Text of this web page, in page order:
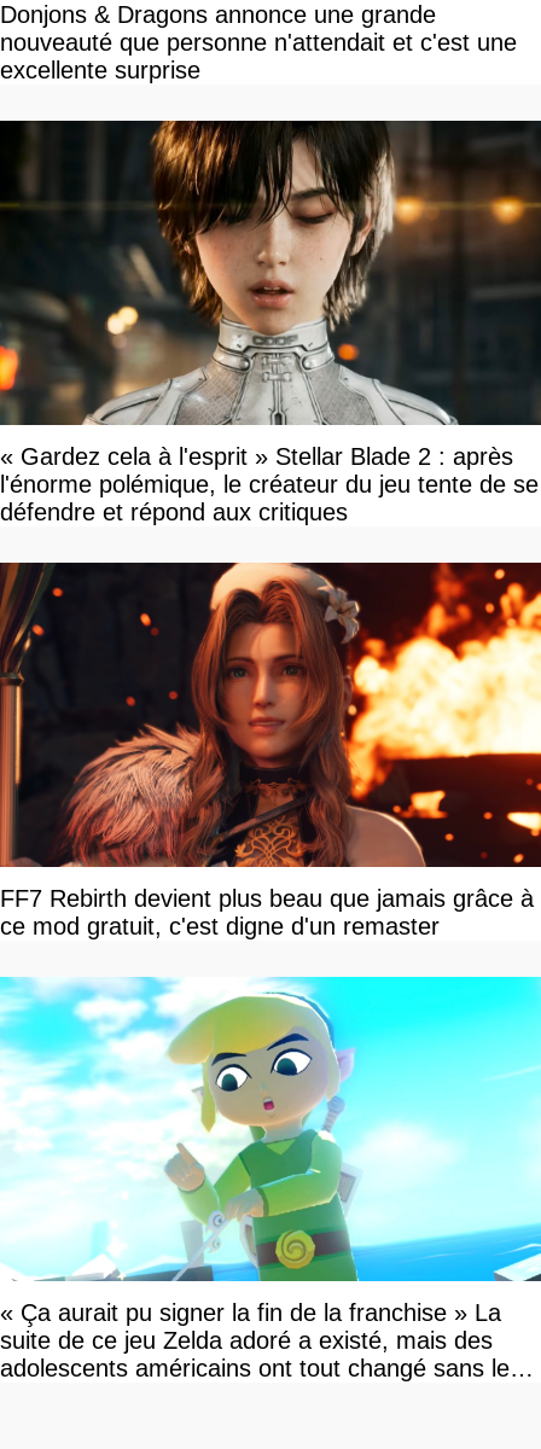
Donjons & Dragons annonce une grande
nouveauté que personne n'attendait et c'est une
excellente surprise
« Gardez cela à l'esprit » Stellar Blade 2 : après
l'énorme polémique, le créateur du jeu tente de se
défendre et répond aux critiques
FF7 Rebirth devient plus beau que jamais grâce à
ce mod gratuit, c'est digne d'un remaster
« Ça aurait pu signer la fin de la franchise » La
suite de ce jeu Zelda adoré a existé, mais des
adolescents américains ont tout changé sans le